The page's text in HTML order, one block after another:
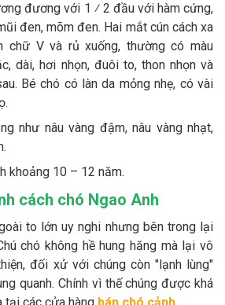
đương với 1 ⁄ 2 đầu với hàm cứng,
đen, mõm đen. Hai mắt cún cách xa
chữ V và rủ xuống, thường có màu
dài, hơi nhọn, đuôi to, thon nhọn và
Bé chó có làn da mỏng nhẹ, có vài
như nâu vàng đậm, nâu vàng nhạt,
khoảng 10 – 12 năm.
cách chó Ngao Anh
to lớn uy nghi nhưng bên trong lại
chó không hề hung hăng mà lại vô
đối xử với chúng còn "lạnh lùng"
quanh. Chính vì thế chúng được khá